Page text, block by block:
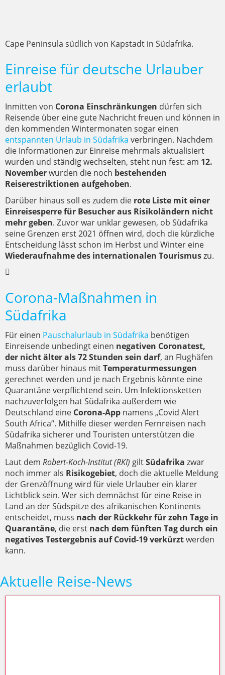
Cape Peninsula südlich von Kapstadt in Südafrika.
Einreise für deutsche Urlauber
erlaubt
Inmitten von Corona Einschränkungen dürfen sich
Reisende über eine gute Nachricht freuen und können in
den kommenden Wintermonaten sogar einen
entspannten Urlaub in Südafrika verbringen. Nachdem
die Informationen zur Einreise mehrmals aktualisiert
wurden und ständig wechselten, steht nun fest: am 12.
Novemberwurden die noch bestehenden
Reiserestriktionen aufgehoben.
Darüber hinaus soll es zudem die rote Liste mit einer
Einreisesperre für Besucher aus Risikoländern nicht
mehr geben. Zuvor war unklar gewesen, ob Südafrika
seine Grenzen erst 2021 öffnen wird, doch die kürzliche
Entscheidung lässt schon im Herbst und Winter eine
Wiederaufnahme des internationalen Tourismuszu.
Corona-Maßnahmen in
Südafrika
Für einen Pauschalurlaub in Südafrika benötigen
Einreisende unbedingt einen negativen Coronatest,
der nicht älter als 72 Stunden sein darf, an Flughäfen
muss darüber hinaus mitTemperaturmessungen
gerechnet werden und je nach Ergebnis könnte eine
Quarantäne verpflichtend sein. Um Infektionsketten
nachzuverfolgen hat Südafrika außerdem wie
Deutschland eine Corona-App namens „Covid Alert
South Africa“. Mithilfe dieser werden Fernreisen nach
Südafrika sicherer und Touristen unterstützen die
Maßnahmen bezüglich Covid-19.
Laut dem Robert-Koch-Institut (RKI) giltSüdafrika zwar
noch immer als Risikogebiet, doch die aktuelle Meldung
der Grenzöffnung wird für viele Urlauber ein klarer
Lichtblick sein. Wer sich demnächst für eine Reise in
Land an der Südspitze des afrikanischen Kontinents
entscheidet, muss nach der Rückkehr für zehn Tage in
Quarantäne, die erst nach dem fünften Tag durch ein
negatives Testergebnis auf Covid-19 verkürztwerden
kann.
Aktuelle Reise-News